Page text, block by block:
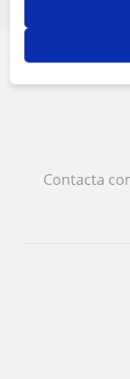
Contacta